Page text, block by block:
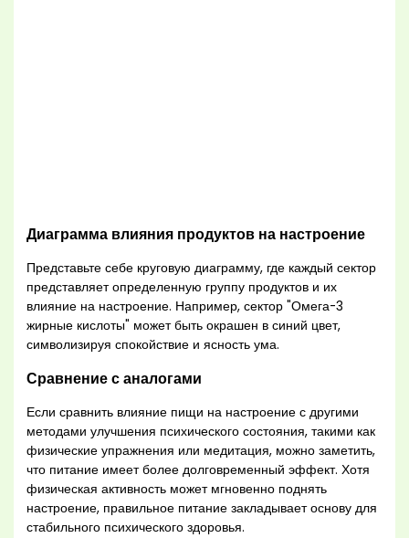
Диаграмма влияния продуктов на настроение
Представьте себе круговую диаграмму, где каждый сектор
представляет определенную группу продуктов и их
влияние на настроение. Например, сектор "Омега-3
жирные кислоты" может быть окрашен в синий цвет,
символизируя спокойствие и ясность ума.
Сравнение с аналогами
Если сравнить влияние пищи на настроение с другими
методами улучшения психического состояния, такими как
физические упражнения или медитация, можно заметить,
что питание имеет более долговременный эффект. Хотя
физическая активность может мгновенно поднять
настроение, правильное питание закладывает основу для
стабильного психического здоровья.